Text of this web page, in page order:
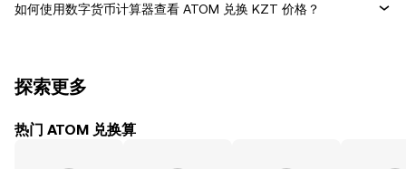
如何使用数字货币计算器查看 ATOM 兑换 KZT 价格？
探索更多
热门 ATOM 兑换算